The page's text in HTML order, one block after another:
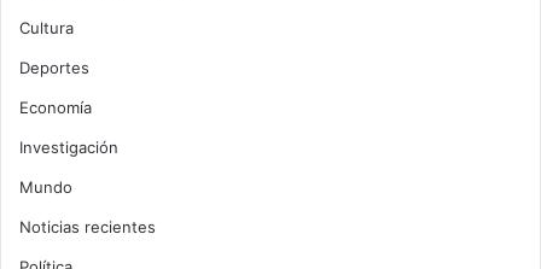
Cultura
Deportes
Economía
Investigación
Mundo
Noticias recientes